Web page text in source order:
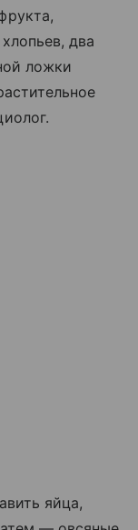
два
ложки
яйца,